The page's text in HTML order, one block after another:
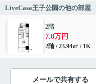
LiveCasa王子公園の他の部屋
2階
7.8万円
2階 / 23.94㎡ / 1K
メールで共有する